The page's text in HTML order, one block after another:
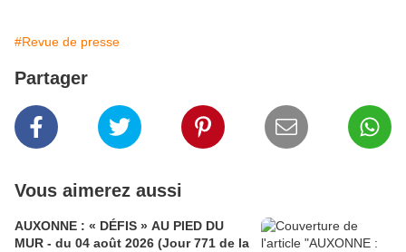
#Revue de presse
Partager
Vous aimerez aussi
AUXONNE : « DÉFIS » AU PIED DU
MUR - du 04 août 2026 (Jour 771 de la